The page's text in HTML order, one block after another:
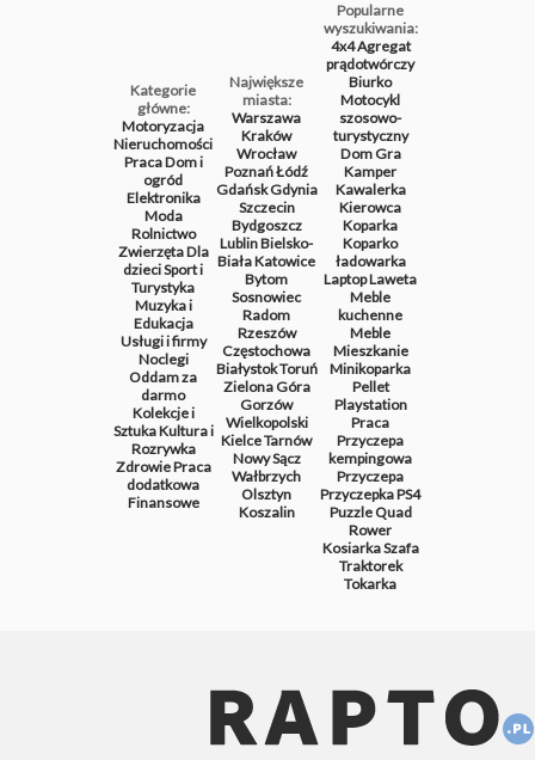
Kategorie
główne:
Motoryzacja
Nieruchomości
PracaDom i
ogród
Elektronika
Moda
Rolnictwo
ZwierzętaDla
dzieciSport i
Turystyka
Muzyka i
Edukacja
Usługi i firmy
Noclegi
Oddam za
darmo
Kolekcje i
SztukaKultura i
Rozrywka
ZdrowiePraca
dodatkowa
Finansowe
Największe
miasta:
Warszawa
Kraków
Wrocław
PoznańŁódź
GdańskGdynia
Szczecin
Bydgoszcz
LublinBielsko-
BiałaKatowice
Bytom
Sosnowiec
Radom
Rzeszów
Częstochowa
BiałystokToruń
Zielona Góra
Gorzów
Wielkopolski
KielceTarnów
Nowy Sącz
Wałbrzych
Olsztyn
Koszalin
Popularne
wyszukiwania:
4x4Agregat
prądotwórczy
Biurko
Motocykl
szosowo-
turystyczny
DomGra
Kamper
Kawalerka
Kierowca
Koparka
Koparko
ładowarka
LaptopLaweta
Meble
kuchenne
Meble
Mieszkanie
Minikoparka
Pellet
Playstation
Praca
Przyczepa
kempingowa
Przyczepa
PrzyczepkaPS4
PuzzleQuad
Rower
KosiarkaSzafa
Traktorek
Tokarka